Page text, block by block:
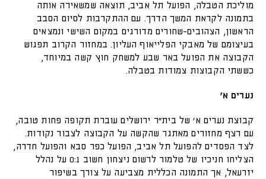
מוליכת הטבלה, הפועל תל אביב, תוצאה שמשאירה אותה
בתמונה לקראת המשך הדרך. עם ההתקרבות לסיום הסבב
הראשון, הצהובים-שחורים מדורגים במקום השישי ונמצאים
בעיצומם של מאבקי הפלייאוף העליון. במחזור הקרוב תפגוש
הקבוצה את הפועל באר שבע למשחק חוץ קשה במיוחד,
כששתי הקבוצות צמודות בטבלה.
נערים א'
קבוצת נערים א׳ של בית״ר ירושלים עוברת תקופה פחות טובה,
עם רצף מחזורים מאתגר שהקשה על הקבוצה לצבור נקודות.
לצד הפסדים להפועל תל אביב, הפועל כפר סבא והפועל חדרה,
הצליחו חניכיו של טלמור לרשום ניצחון חשוב 0:1 על נהלל
יזרעאל, אך התמונה הכללית מצביעה על צורך בשיפור